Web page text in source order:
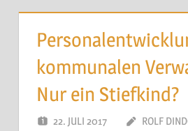
kommunalen
Nur ein Stiefkind?
22. JULI 2017
ROLF